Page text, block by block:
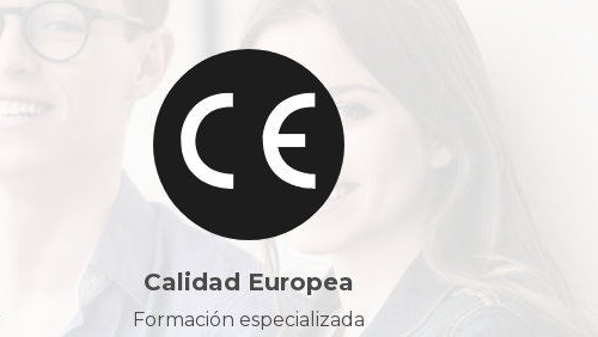
Calidad Europea
Formación especializada